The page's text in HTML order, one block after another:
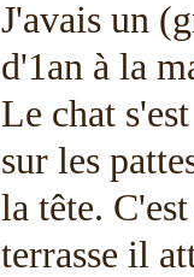
J'avais un
d'1an à la
Le chat
sur les
la tête.
terrasse il